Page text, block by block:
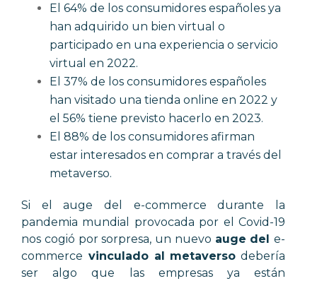
El 64% de los consumidores españoles ya
han adquirido un bien virtual o
participado en una experiencia o servicio
virtual en 2022.
El 37% de los consumidores españoles
han visitado una tienda online en 2022 y
el 56% tiene previsto hacerlo en 2023.
El 88% de los consumidores afirman
estar interesados en comprar a través del
metaverso.
Si el auge del e-commerce durante la
pandemia mundial provocada por el Covid-19
nos cogió por sorpresa, un nuevo auge del e-
commerce vinculado al metaverso debería
ser algo que las empresas ya están